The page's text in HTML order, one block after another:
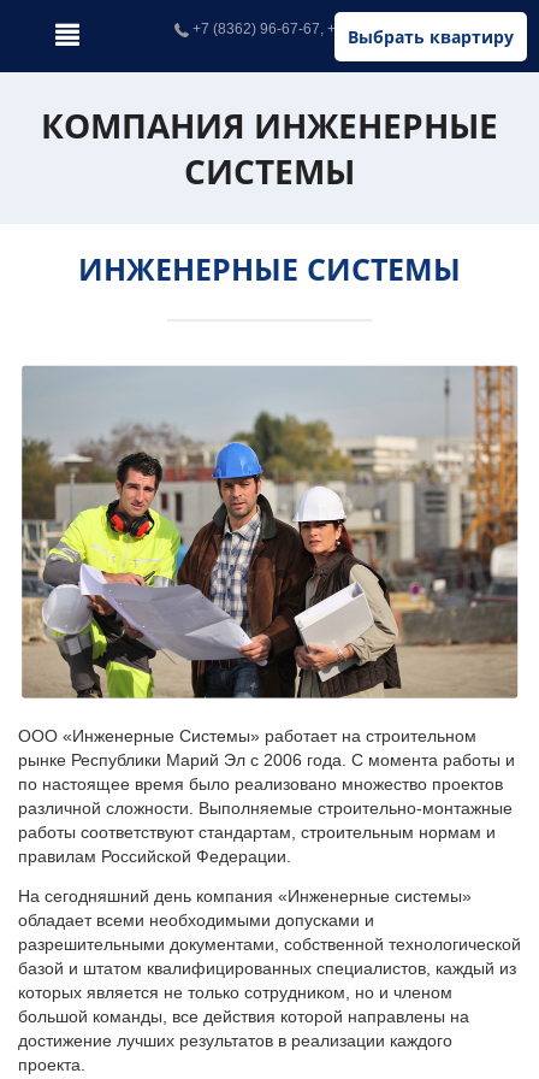
Выбрать квартиру
+7 (8362) 96-67-67, +7 (902) 326-67-67
КОМПАНИЯ ИНЖЕНЕРНЫЕ
СИСТЕМЫ
ИНЖЕНЕРНЫЕ СИСТЕМЫ
ООО «Инженерные Системы» работает на строительном
рынке Республики Марий Эл с 2006 года. С момента работы и
по настоящее время было реализовано множество проектов
различной сложности. Выполняемые строительно-монтажные
работы соответствуют стандартам, строительным нормам и
правилам Российской Федерации.
На сегодняшний день компания «Инженерные системы»
обладает всеми необходимыми допусками и
разрешительными документами, собственной технологической
базой и штатом квалифицированных специалистов, каждый из
которых является не только сотрудником, но и членом
большой команды, все действия которой направлены на
достижение лучших результатов в реализации каждого
проекта.